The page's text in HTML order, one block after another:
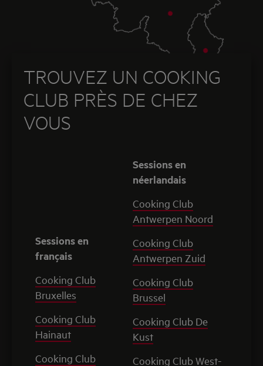
TROUVEZ UN COOKING
CLUB PRÈS DE CHEZ
VOUS
Sessions en
français
Cooking Club
Bruxelles
Cooking Club
Hainaut
Cooking Club
Sessions en
néerlandais
Cooking Club
Antwerpen Noord
Cooking Club
Antwerpen Zuid
Cooking Club
Brussel
Cooking Club De
Kust
Cooking Club West-